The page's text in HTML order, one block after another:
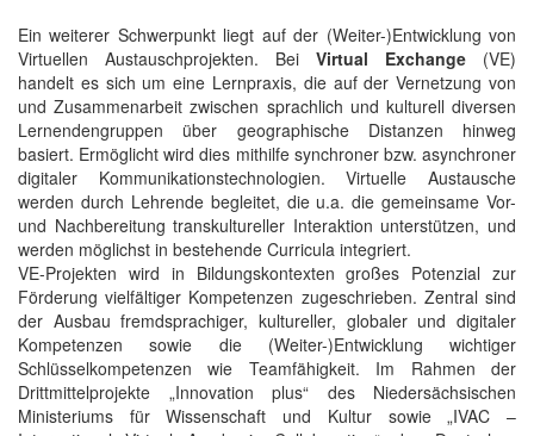
Ein weiterer Schwerpunkt liegt auf der (Weiter-)Entwicklung von
Virtuellen Austauschprojekten. Bei Virtual Exchange (VE)
handelt es sich um eine Lernpraxis, die auf der Vernetzung von
und Zusammenarbeit zwischen sprachlich und kulturell diversen
Lernendengruppen über geographische Distanzen hinweg
basiert. Ermöglicht wird dies mithilfe synchroner bzw. asynchroner
digitaler Kommunikationstechnologien. Virtuelle Austausche
werden durch Lehrende begleitet, die u.a. die gemeinsame Vor-
und Nachbereitung transkultureller Interaktion unterstützen, und
werden möglichst in bestehende Curricula integriert.
VE-Projekten wird in Bildungskontexten großes Potenzial zur
Förderung vielfältiger Kompetenzen zugeschrieben. Zentral sind
der Ausbau fremdsprachiger, kultureller, globaler und digitaler
Kompetenzen sowie die (Weiter-)Entwicklung wichtiger
Schlüsselkompetenzen wie Teamfähigkeit. Im Rahmen der
Drittmittelprojekte „Innovation plus“ des Niedersächsischen
Ministeriums für Wissenschaft und Kultur sowie „IVAC –